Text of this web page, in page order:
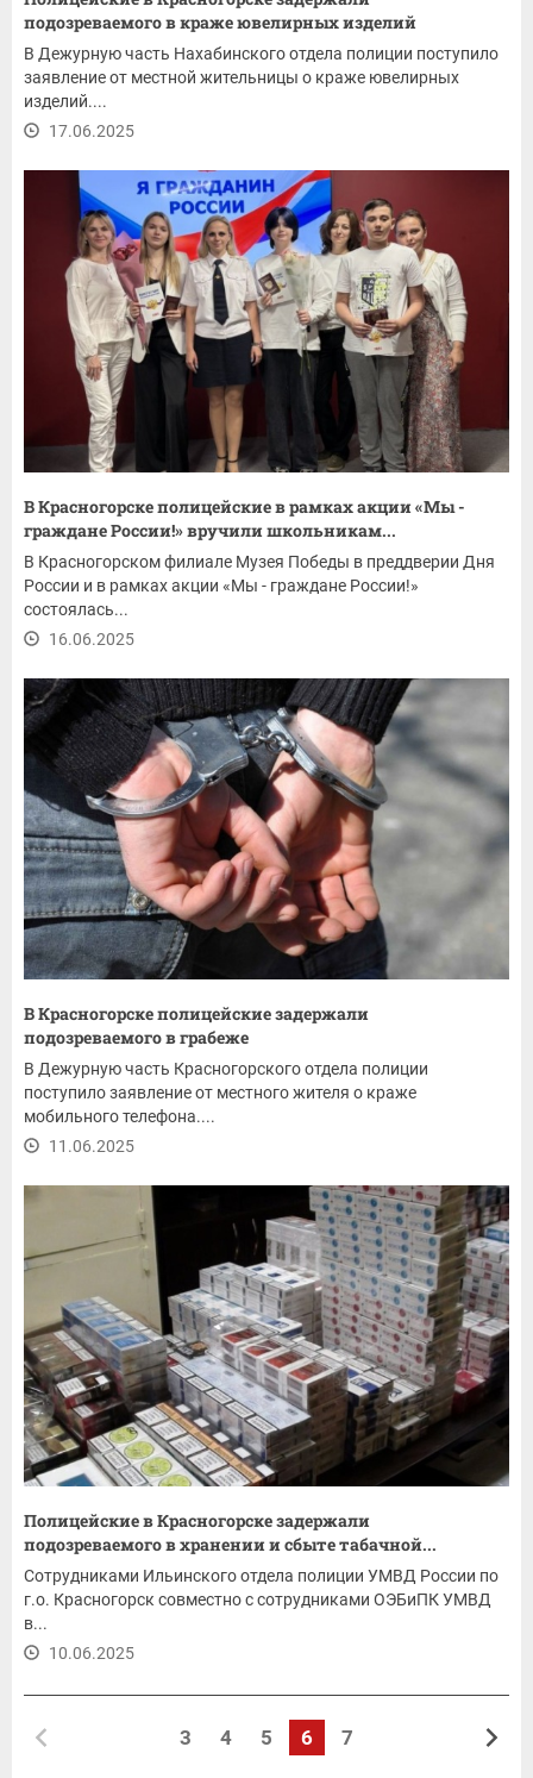
подозреваемого в краже ювелирных изделий
В Дежурную часть Нахабинского отдела полиции поступило
заявление от местной жительницы о краже ювелирных
изделий....
17.06.2025
В Красногорске полицейские в рамках акции «Мы -
граждане России!» вручили школьникам...
В Красногорском филиале Музея Победы в преддверии Дня
России и в рамках акции «Мы - граждане России!»
состоялась...
16.06.2025
В Красногорске полицейские задержали
подозреваемого в грабеже
В Дежурную часть Красногорского отдела полиции
поступило заявление от местного жителя о краже
мобильного телефона....
11.06.2025
Полицейские в Красногорске задержали
подозреваемого в хранении и сбыте табачной...
Сотрудниками Ильинского отдела полиции УМВД России по
г.о. Красногорск совместно с сотрудниками ОЭБиПК УМВД
в...
10.06.2025
3 4 5 6 7